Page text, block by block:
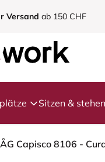
Versand ab 150 CHF
Sitzen & stehen